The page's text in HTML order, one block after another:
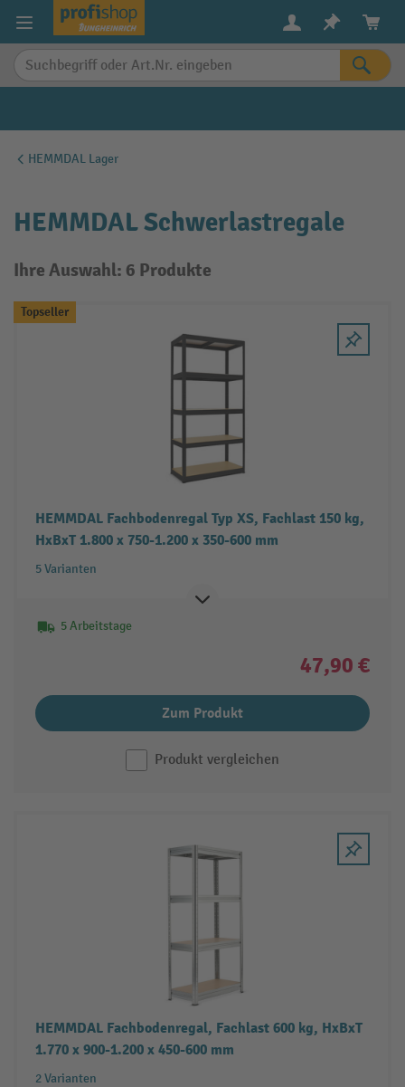
springen
HEMMDAL Lager
HEMMDAL Schwerlastregale
Ihre Auswahl: 6 Produkte
Topseller
HEMMDAL Fachbodenregal Typ XS, Fachlast 150 kg,
HxBxT 1.800 x 750-1.200 x 350-600 mm
5 Varianten
5 Arbeitstage
47,90 €
Zum Produkt
Produkt vergleichen
HEMMDAL Fachbodenregal, Fachlast 600 kg, HxBxT
1.770 x 900-1.200 x 450-600 mm
2 Varianten